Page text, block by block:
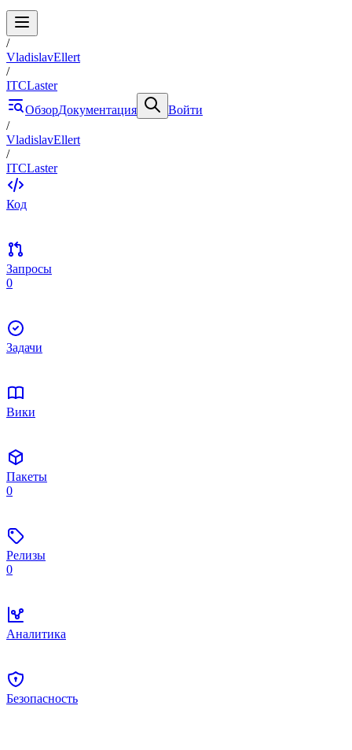
/
VladislavEllert
/
ITCLaster
ОбзорДокументация
Войти
/
VladislavEllert
/
ITCLaster
Код
Запросы
0
Задачи
Вики
Пакеты
0
Релизы
0
Аналитика
Безопасность